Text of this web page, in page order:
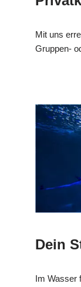
Mit uns
Gruppen-
Dein
Im Wasser